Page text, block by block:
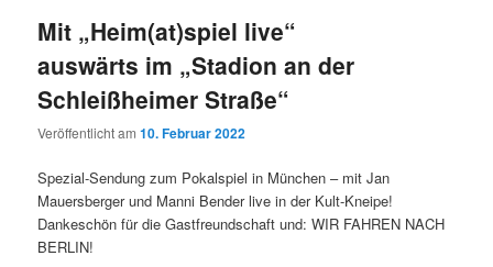
Mit „Heim(at)spiel live“
auswärts im „Stadion an der
Schleißheimer Straße“
Veröffentlicht am10. Februar 2022
Spezial-Sendung zum Pokalspiel in München – mit Jan
Mauersberger und Manni Bender live in der Kult-Kneipe!
Dankeschön für die Gastfreundschaft und: WIR FAHREN NACH
BERLIN!